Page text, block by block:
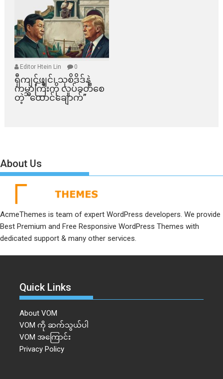
Editor Htein Lin 0
ရှီကျင့်ဖျင်၊ သုစိဒိဒ်နဲ့
ကမ္ဘာကြီးကို လှုပ်ခတ်စေ
တဲ့ “ထောင်ချောက်”
About Us
AcmeThemes is team of expert WordPress developers. We provide
Best Premium and Free Responsive WordPress Themes with
dedicated support & many other services.
Quick Links
About VOM
VOM ကို ဆက်သွယ်ပါ
VOM အကြောင်း
Privacy Policy